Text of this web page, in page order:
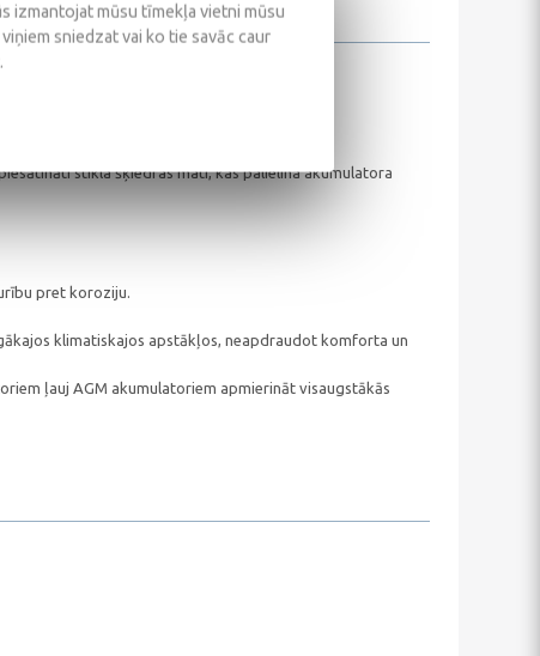
ar Start-Stop sistēmām.
stikla šķiedras mati, kas palielina akumulatora
pret koroziju.
klimatiskajos apstākļos, neapdraudot komforta un
ļauj AGM akumulatoriem apmierināt visaugstākās
izmantojat mūsu tīmekļa vietni mūsu
sniedzat vai ko tie savāc caur